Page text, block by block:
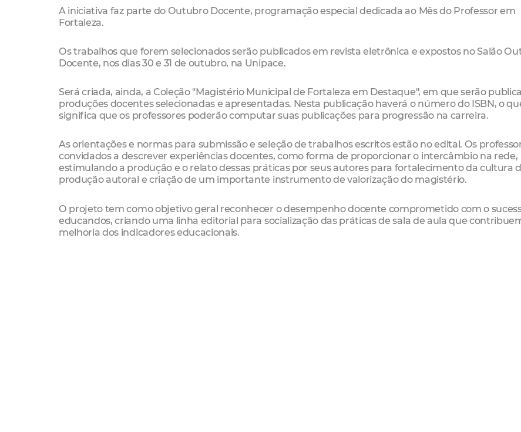
A iniciativa faz parte do Outubro Docente, programação especial dedicada ao Mês do Professor em
Fortaleza.
Os trabalhos que forem selecionados serão publicados em revista eletrônica e expostos no Salão
Docente, nos dias 30 e 31 de outubro, na Unipace.
Será criada, ainda, a Coleção "Magistério Municipal de Fortaleza em Destaque", em que serão
produções docentes selecionadas e apresentadas. Nesta publicação haverá o número do ISBN, o
significa que os professores poderão computar suas publicações para progressão na carreira.
As orientações e normas para submissão e seleção de trabalhos escritos estão no edital. Os
convidados a descrever experiências docentes, como forma de proporcionar o intercâmbio na rede,
estimulando a produção e o relato dessas práticas por seus autores para fortalecimento da cultura
produção autoral e criação de um importante instrumento de valorização do magistério.
O projeto tem como objetivo geral reconhecer o desempenho docente comprometido com o
educandos, criando uma linha editorial para socialização das práticas de sala de aula que
melhoria dos indicadores educacionais.